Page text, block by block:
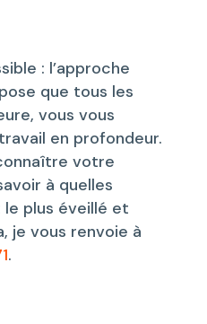
: l’approche
que tous les
vous vous
en profondeur.
votre
à quelles
le plus éveillé et
je vous renvoie à
.